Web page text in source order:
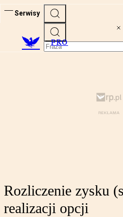
Serwisy
PRO
Rozliczenie zysku
realizacji opcji